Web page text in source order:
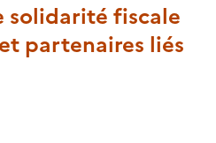
solidarité fiscale
partenaires liés